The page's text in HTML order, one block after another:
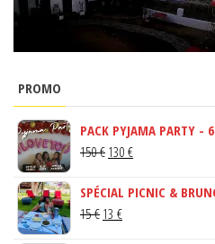
PROMO
PACK PYJAMA PARTY -
150€ LE
INITIAL
ÉTAIT :
130 €LE
ACTUEL
SPÉCIAL PICNIC &
15€ LE
13 €LE